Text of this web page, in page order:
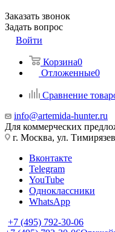
Заказать звонок
Задать вопрос
Войти
Корзина0
Отложенные0
Сравнение
info@artemida-hunter.ru
Для коммерческих
г. Москва, ул.
Вконтакте
Telegram
YouTube
Одноклассники
WhatsApp
+7 (495) 792-30-06